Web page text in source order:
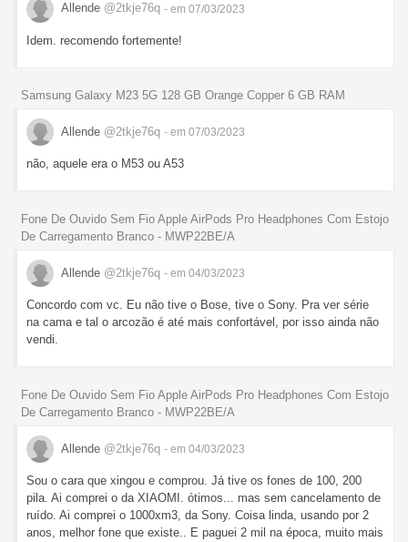
Allende @2tkje76q - em 07/03/2023
Idem. recomendo fortemente!
Samsung Galaxy M23 5G 128 GB Orange Copper 6 GB RAM
Allende @2tkje76q - em 07/03/2023
não, aquele era o M53 ou A53
Fone De Ouvido Sem Fio Apple AirPods Pro Headphones Com Estojo
De Carregamento Branco - MWP22BE/A
Allende @2tkje76q - em 04/03/2023
Concordo com vc. Eu não tive o Bose, tive o Sony. Pra ver série
na cama e tal o arcozão é até mais confortável, por isso ainda não
vendi.
Fone De Ouvido Sem Fio Apple AirPods Pro Headphones Com Estojo
De Carregamento Branco - MWP22BE/A
Allende @2tkje76q - em 04/03/2023
Sou o cara que xingou e comprou. Já tive os fones de 100, 200
pila. Ai comprei o da XIAOMI. ótimos... mas sem cancelamento de
ruído. Ai comprei o 1000xm3, da Sony. Coisa linda, usando por 2
anos, melhor fone que existe.. E paguei 2 mil na época, muito mais